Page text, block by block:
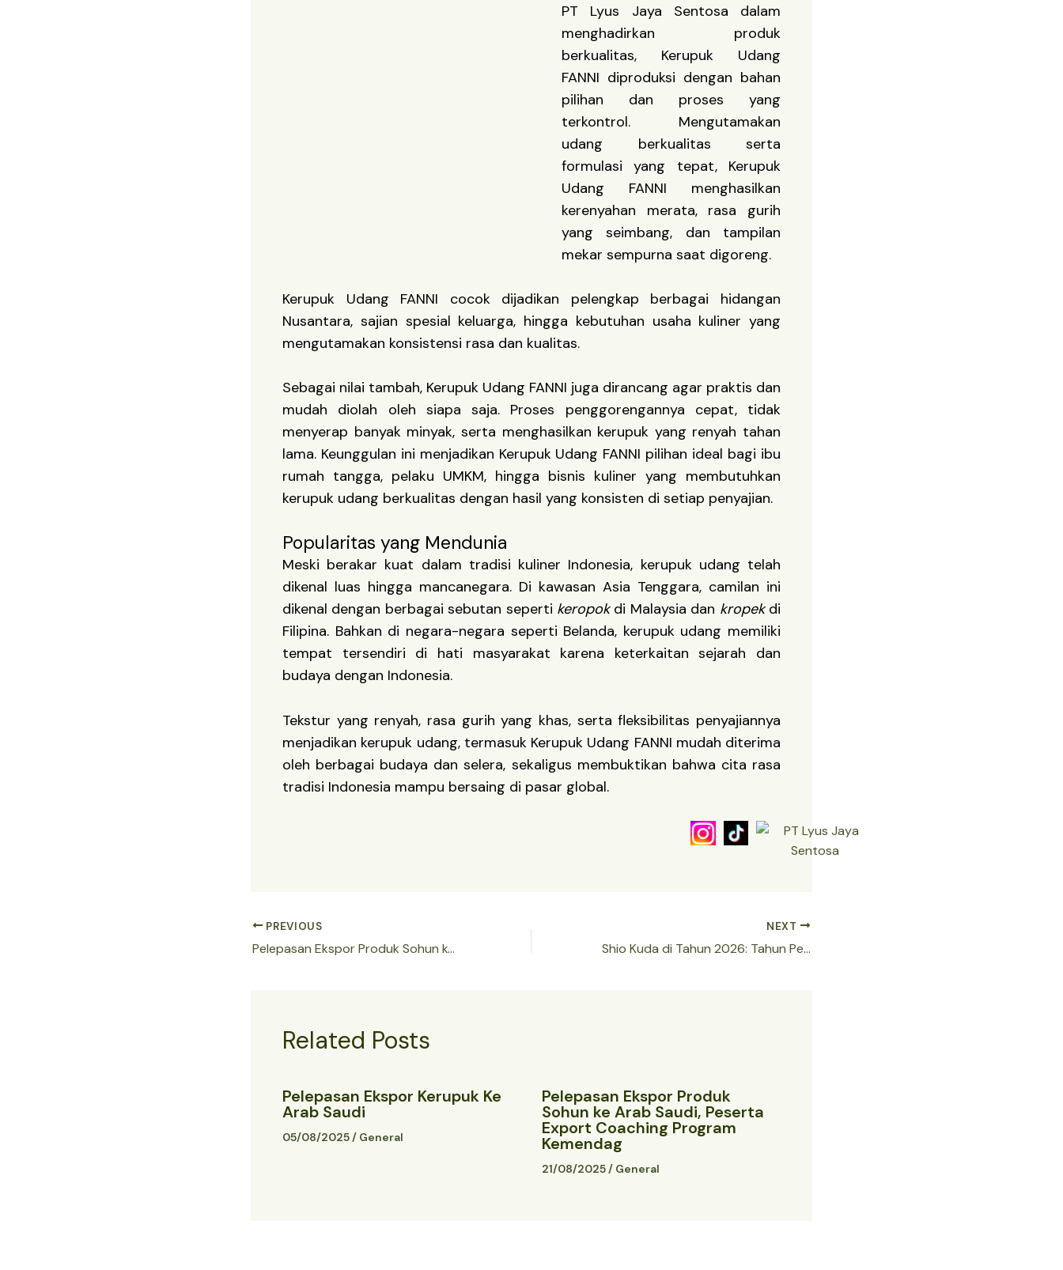
PT Lyus Jaya Sentosa dalam
menghadirkan produk
berkualitas, Kerupuk Udang
FANNI diproduksi dengan bahan
pilihan dan proses yang
terkontrol. Mengutamakan
udang berkualitas serta
formulasi yang tepat, Kerupuk
Udang FANNI menghasilkan
kerenyahan merata, rasa gurih
yang seimbang, dan tampilan
mekar sempurna saat digoreng.
Kerupuk Udang FANNI cocok dijadikan pelengkap berbagai hidangan
Nusantara, sajian spesial keluarga, hingga kebutuhan usaha kuliner yang
mengutamakan konsistensi rasa dan kualitas.
Sebagai nilai tambah, Kerupuk Udang FANNI juga dirancang agar praktis dan
mudah diolah oleh siapa saja. Proses penggorengannya cepat, tidak
menyerap banyak minyak, serta menghasilkan kerupuk yang renyah tahan
lama. Keunggulan ini menjadikan Kerupuk Udang FANNI pilihan ideal bagi ibu
rumah tangga, pelaku UMKM, hingga bisnis kuliner yang membutuhkan
kerupuk udang berkualitas dengan hasil yang konsisten di setiap penyajian.
Popularitas yang Mendunia
Meski berakar kuat dalam tradisi kuliner Indonesia, kerupuk udang telah
dikenal luas hingga mancanegara. Di kawasan Asia Tenggara, camilan ini
dikenal dengan berbagai sebutan seperti keropokdi Malaysia dan kropekdi
Filipina. Bahkan di negara-negara seperti Belanda, kerupuk udang memiliki
tempat tersendiri di hati masyarakat karena keterkaitan sejarah dan
budaya dengan Indonesia.
Tekstur yang renyah, rasa gurih yang khas, serta fleksibilitas penyajiannya
menjadikan kerupuk udang, termasuk Kerupuk Udang FANNI mudah diterima
oleh berbagai budaya dan selera, sekaligus membuktikan bahwa cita rasa
tradisi Indonesia mampu bersaing di pasar global.
PREVIOUS
Pelepasan Ekspor Produk Sohun ke Arab Saudi, Peserta Export Coaching Program Kemendag
NEXT
Shio Kuda di Tahun 2026: Tahun Penuh Kesan dan Peluang!
Related Posts
Pelepasan Ekspor Kerupuk Ke
Arab Saudi
05/08/2025/ General
Pelepasan Ekspor Produk
Sohun ke Arab Saudi, Peserta
Export Coaching Program
Kemendag
21/08/2025/ General